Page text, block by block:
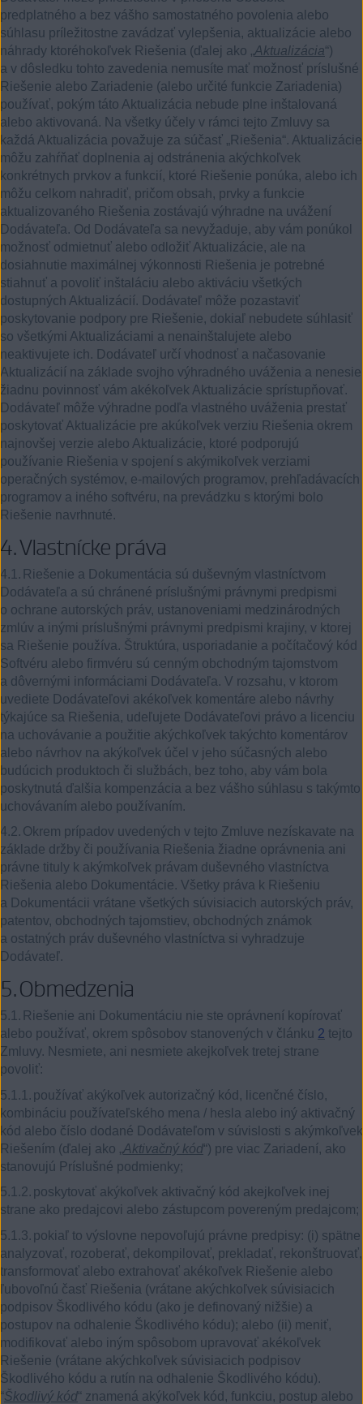
predplatného a bez vášho samostatného povolenia alebo
súhlasu príležitostne zavádzať vylepšenia, aktualizácie alebo
náhrady ktoréhokoľvek Riešenia (ďalej ako „Aktualizácia“)
a v dôsledku tohto zavedenia nemusíte mať možnosť príslušné
Riešenie alebo Zariadenie (alebo určité funkcie Zariadenia)
používať, pokým táto Aktualizácia nebude plne inštalovaná
alebo aktivovaná. Na všetky účely v rámci tejto Zmluvy sa
každá Aktualizácia považuje za súčasť „Riešenia“. Aktualizácie
môžu zahŕňať doplnenia aj odstránenia akýchkoľvek
konkrétnych prvkov a funkcií, ktoré Riešenie ponúka, alebo ich
môžu celkom nahradiť, pričom obsah, prvky a funkcie
aktualizovaného Riešenia zostávajú výhradne na uvážení
Dodávateľa. Od Dodávateľa sa nevyžaduje, aby vám ponúkol
možnosť odmietnuť alebo odložiť Aktualizácie, ale na
dosiahnutie maximálnej výkonnosti Riešenia je potrebné
stiahnuť a povoliť inštaláciu alebo aktiváciu všetkých
dostupných Aktualizácií. Dodávateľ môže pozastaviť
poskytovanie podpory pre Riešenie, dokiaľ nebudete súhlasiť
so všetkými Aktualizáciami a nenainštalujete alebo
neaktivujete ich. Dodávateľ určí vhodnosť a načasovanie
Aktualizácií na základe svojho výhradného uváženia a nenesie
žiadnu povinnosť vám akékoľvek Aktualizácie sprístupňovať.
Dodávateľ môže výhradne podľa vlastného uváženia prestať
poskytovať Aktualizácie pre akúkoľvek verziu Riešenia okrem
najnovšej verzie alebo Aktualizácie, ktoré podporujú
používanie Riešenia v spojení s akýmikoľvek verziami
operačných systémov, e-mailových programov, prehľadávacích
programov a iného softvéru, na prevádzku s ktorými bolo
Riešenie navrhnuté.
4.Vlastnícke práva
4.1. Riešenie a Dokumentácia sú duševným vlastníctvom
Dodávateľa a sú chránené príslušnými právnymi predpismi
o ochrane autorských práv, ustanoveniami medzinárodných
zmlúv a inými príslušnými právnymi predpismi krajiny, v ktorej
sa Riešenie používa. Štruktúra, usporiadanie a počítačový kód
Softvéru alebo firmvéru sú cenným obchodným tajomstvom
a dôvernými informáciami Dodávateľa. V rozsahu, v ktorom
uvediete Dodávateľovi akékoľvek komentáre alebo návrhy
týkajúce sa Riešenia, udeľujete Dodávateľovi právo a licenciu
na uchovávanie a použitie akýchkoľvek takýchto komentárov
alebo návrhov na akýkoľvek účel v jeho súčasných alebo
budúcich produktoch či službách, bez toho, aby vám bola
poskytnutá ďalšia kompenzácia a bez vášho súhlasu s takýmto
uchovávaním alebo používaním.
4.2. Okrem prípadov uvedených v tejto Zmluve nezískavate na
základe držby či používania Riešenia žiadne oprávnenia ani
právne tituly k akýmkoľvek právam duševného vlastníctva
Riešenia alebo Dokumentácie. Všetky práva k Riešeniu
a Dokumentácii vrátane všetkých súvisiacich autorských práv,
patentov, obchodných tajomstiev, obchodných známok
a ostatných práv duševného vlastníctva si vyhradzuje
Dodávateľ.
5.Obmedzenia
5.1. Riešenie ani Dokumentáciu nie ste oprávnení kopírovať
alebo používať, okrem spôsobov stanovených v článku 2 tejto
Zmluvy. Nesmiete, ani nesmiete akejkoľvek tretej strane
povoliť:
5.1.1. používať akýkoľvek autorizačný kód, licenčné číslo,
kombináciu používateľského mena / hesla alebo iný aktivačný
kód alebo číslo dodané Dodávateľom v súvislosti s akýmkoľvek
Riešením (ďalej ako „Aktivačný kód“) pre viac Zariadení, ako
stanovujú Príslušné podmienky;
5.1.2. poskytovať akýkoľvek aktivačný kód akejkoľvek inej
strane ako predajcovi alebo zástupcom povereným predajcom;
5.1.3. pokiaľ to výslovne nepovoľujú právne predpisy: (i) spätne
analyzovať, rozoberať, dekompilovať, prekladať, rekonštruovať,
transformovať alebo extrahovať akékoľvek Riešenie alebo
ľubovoľnú časť Riešenia (vrátane akýchkoľvek súvisiacich
podpisov Škodlivého kódu (ako je definovaný nižšie) a
postupov na odhalenie Škodlivého kódu); alebo (ii) meniť,
modifikovať alebo iným spôsobom upravovať akékoľvek
Riešenie (vrátane akýchkoľvek súvisiacich podpisov
Škodlivého kódu a rutín na odhalenie Škodlivého kódu).
“Škodlivý kód“ znamená akýkoľvek kód, funkciu, postup alebo